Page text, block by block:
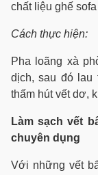
chất liệu ghế
Cách thực hiện:
Pha loãng xà
dịch, sau đó lau
thấm hút vết dơ,
Làm sạch vết
chuyên dụng
Với những vết